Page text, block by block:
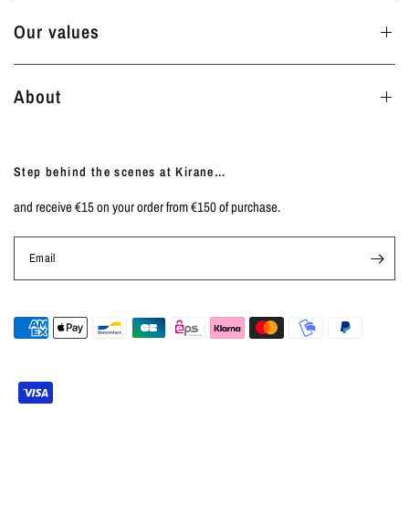
Our values
About
Step behind the scenes at Kirane…
and receive €15 on your order from €150 of purchase.
Email